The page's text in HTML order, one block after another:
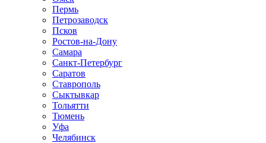
Пермь
Петрозаводск
Псков
Ростов-на-Дону
Самара
Санкт-Петербург
Саратов
Ставрополь
Сыктывкар
Тольятти
Тюмень
Уфа
Челябинск